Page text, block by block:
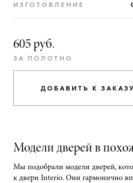
ИЗГОТОВЛЕНИЕ
605 руб.
ЗА ПОЛОТНО
ДОБАВИТЬ К ЗАКАЗУ
Модели дверей в
Мы подобрали модели дверей,
к двери Interio. Они гармонично